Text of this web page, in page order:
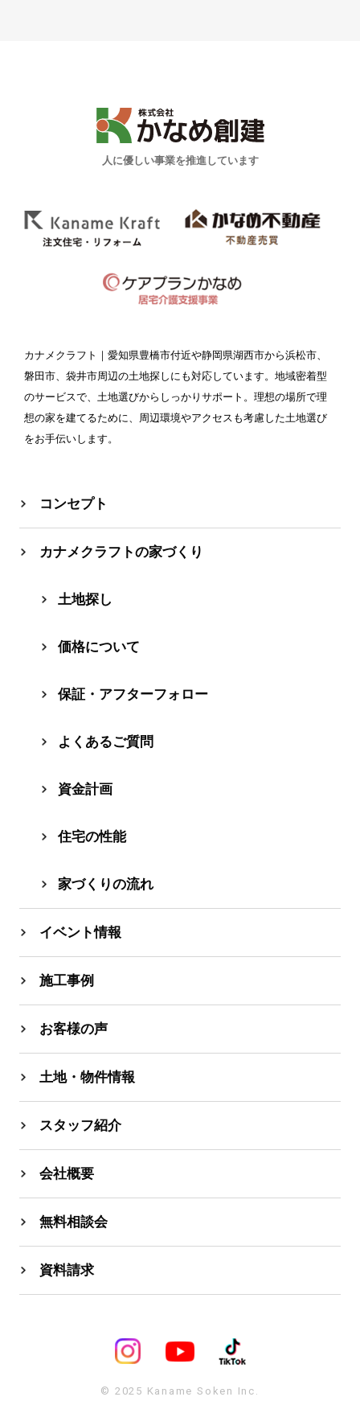
人に優しい事業を推進しています
カナメクラフト ｜愛知県豊橋市付近や静岡県湖西市から浜松市、
磐田市、袋井市周辺の土地探しにも対応しています。地域密着型
のサービスで、土地選びからしっかりサポート。理想の場所で理
想の家を建てるために、周辺環境やアクセスも考慮した土地選び
をお手伝いします。
コンセプト
カナメクラフトの家づくり
⼟地探し
価格について
保証・アフターフォロー
よくあるご質問
資⾦計画
住宅の性能
家づくりの流れ
イベント情報
施工事例
お客様の声
土地・物件情報
スタッフ紹介
会社概要
無料相談会
資料請求
© 2025 Kaname Soken Inc.